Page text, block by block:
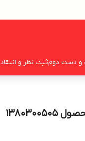
و دست دومثبت نظر و انتقاد